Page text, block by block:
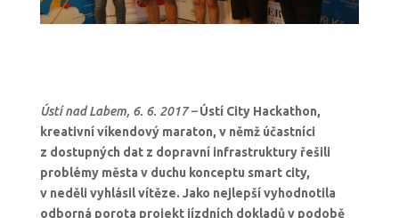
Ústí nad Labem, 6. 6. 2017 –Ústí City Hackathon,
kreativní víkendový maraton, v němž účastníci
z dostupných dat z dopravní infrastruktury řešili
problémy města v duchu konceptu smart city,
v neděli vyhlásil vítěze. Jako nejlepší vyhodnotila
odborná porota projekt jízdních dokladů v podobě